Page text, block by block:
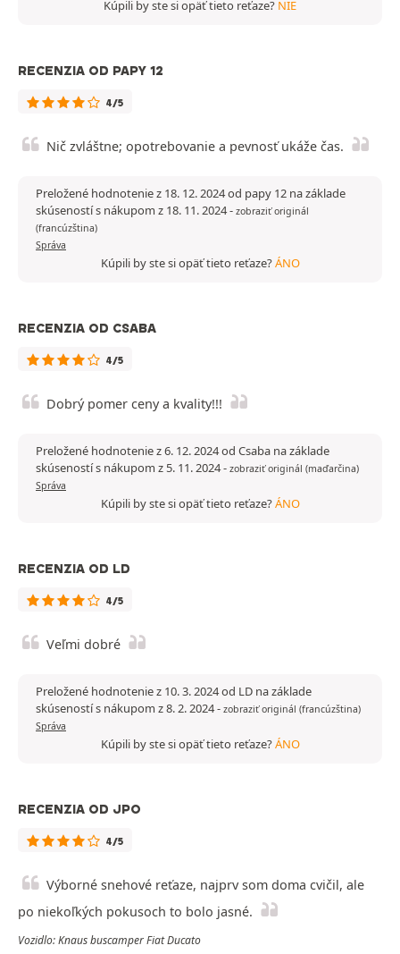
Kúpili by ste si opäť tieto reťaze? NIE
RECENZIA OD PAPY 12
4/5
Nič zvláštne; opotrebovanie a pevnosť ukáže čas.
Preložené hodnotenie z 18. 12. 2024 od papy 12 na základe
skúseností s nákupom z 18. 11. 2024- zobraziť originál
(francúzština)
Správa
Kúpili by ste si opäť tieto reťaze?ÁNO
RECENZIA OD CSABA
4/5
Dobrý pomer ceny a kvality!!!
Preložené hodnotenie z 6. 12. 2024 od Csaba na základe
skúseností s nákupom z 5. 11. 2024- zobraziť originál (maďarčina)
Správa
Kúpili by ste si opäť tieto reťaze?ÁNO
RECENZIA OD LD
4/5
Veľmi dobré
Preložené hodnotenie z 10. 3. 2024 od LD na základe
skúseností s nákupom z 8. 2. 2024- zobraziť originál (francúzština)
Správa
Kúpili by ste si opäť tieto reťaze?ÁNO
RECENZIA OD JPO
4/5
Výborné snehové reťaze, najprv som doma cvičil, ale
po niekoľkých pokusoch to bolo jasné.
Vozidlo: Knaus buscamper Fiat Ducato